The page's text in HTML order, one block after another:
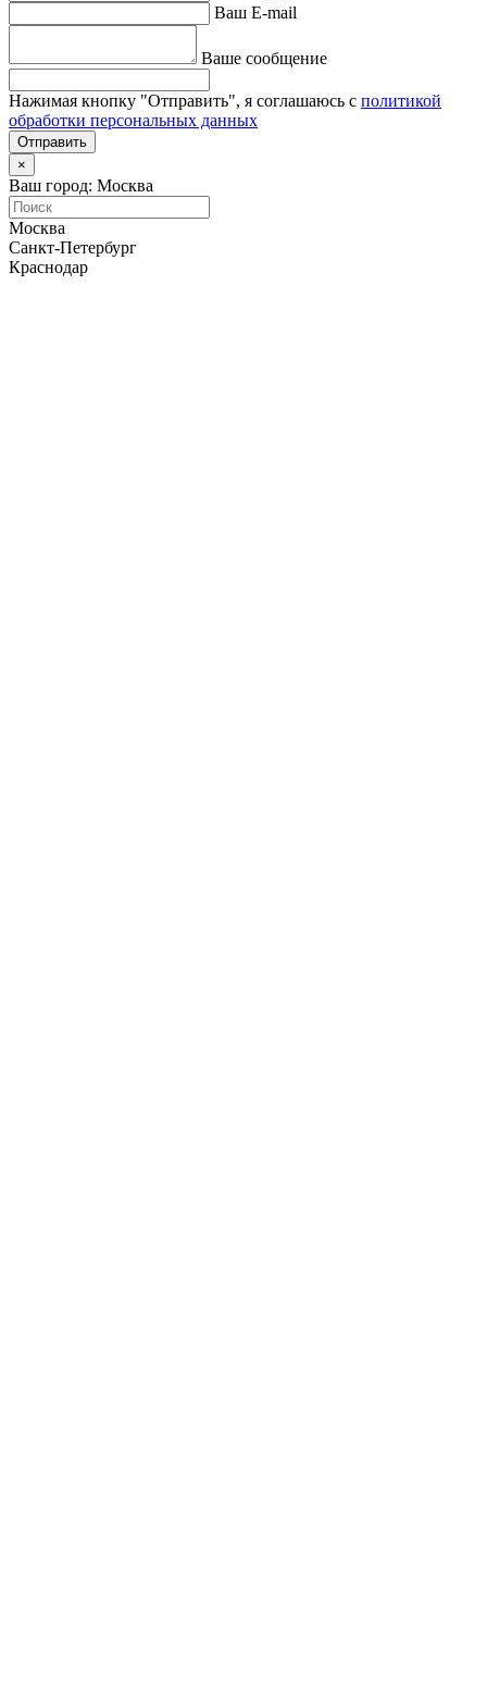
Ваш E-mail
Ваше сообщение
Нажимая кнопку "Отправить", я соглашаюсь с политикой
обработки персональных данных
Отправить
×
Ваш город: Москва
Москва
Санкт-Петербург
Краснодар